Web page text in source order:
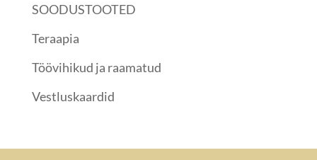
SOODUSTOOTED
Teraapia
Töövihikud ja raamatud
Vestluskaardid